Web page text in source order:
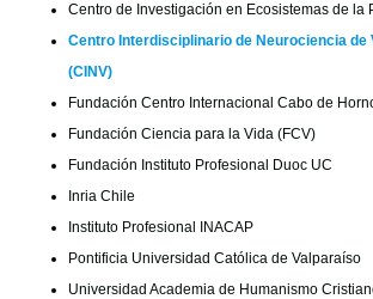
Centro de Investigación en Ecosistemas de la
Centro Interdisciplinario de Neurociencia de
(CINV)
Fundación Centro Internacional Cabo de
Fundación Ciencia para la Vida (FCV)
Fundación Instituto Profesional Duoc UC
Inria Chile
Instituto Profesional INACAP
Pontificia Universidad Católica de Valparaíso
Universidad Academia de Humanismo